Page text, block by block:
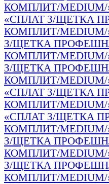
КОМПЛИТ/MEDIUM/»
«СПЛАТ З/ЩЕТКА
КОМПЛИТ/MEDIUM/
З/ЩЕТКА
КОМПЛИТ/MEDIUM/»
З/ЩЕТКА
КОМПЛИТ/MEDIUM/»
«СПЛАТ З/ЩЕТКА
КОМПЛИТ/MEDIUM/»
«СПЛАТ З/ЩЕТКА
КОМПЛИТ/MEDIUM/»
З/ЩЕТКА
КОМПЛИТ/MEDIUM/»
З/ЩЕТКА
КОМПЛИТ/MEDIUM/